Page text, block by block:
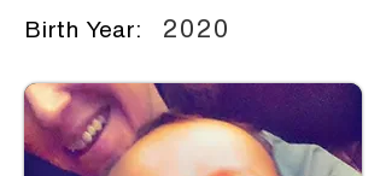
Birth Year: 2020